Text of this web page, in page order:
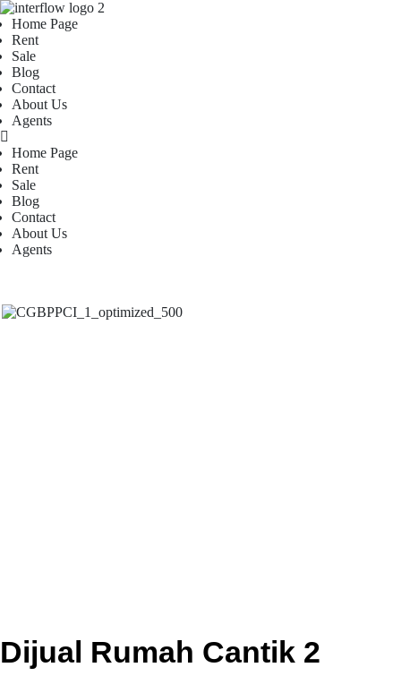
Home Page
Rent
Sale
Blog
Contact
About Us
Agents
Home Page
Rent
Sale
Blog
Contact
About Us
Agents
Dijual Rumah Cantik 2